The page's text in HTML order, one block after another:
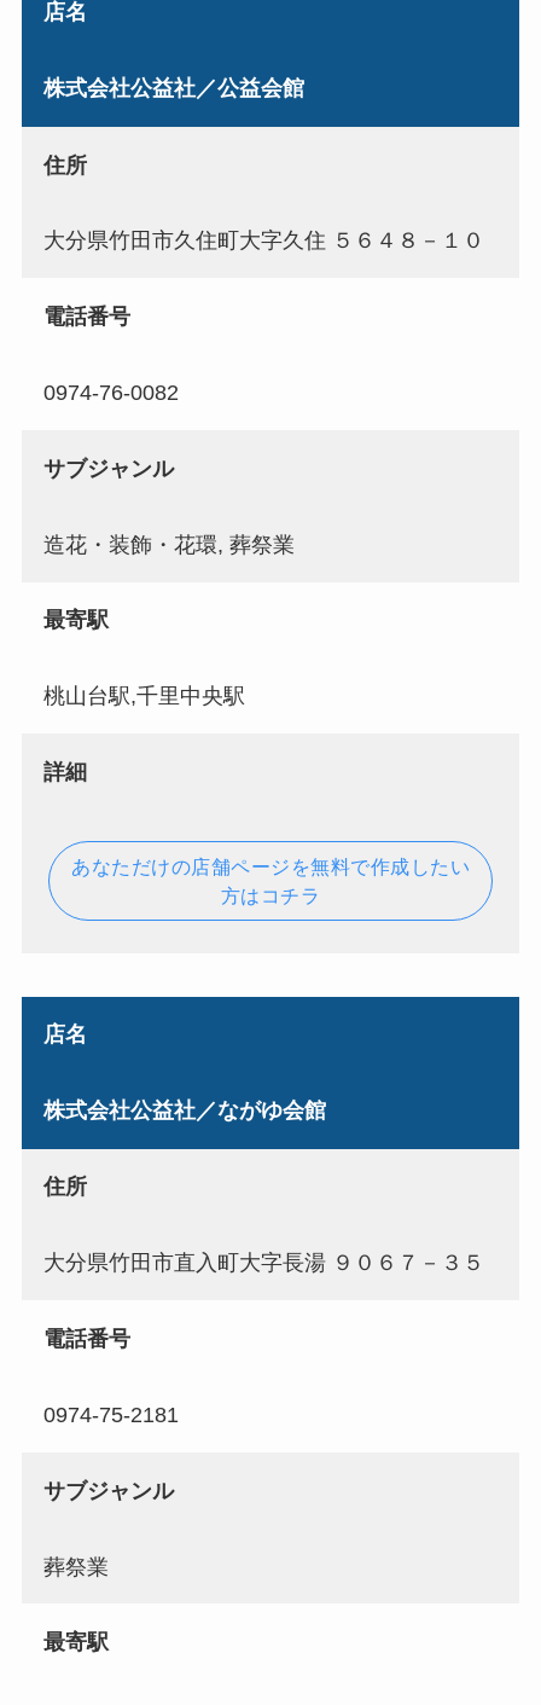
店名
株式会社公益社／公益会館
住所
大分県竹田市久住町大字久住 ５６４８－１０
電話番号
0974-76-0082
サブジャンル
造花・装飾・花環, 葬祭業
最寄駅
桃山台駅,千里中央駅
詳細
あなただけの店舗ページを無料で作成したい
方はコチラ
店名
株式会社公益社／ながゆ会館
住所
大分県竹田市直入町大字長湯 ９０６７－３５
電話番号
0974-75-2181
サブジャンル
葬祭業
最寄駅